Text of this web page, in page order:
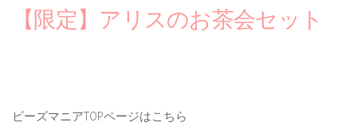
【限定】アリスのお茶会セット
ビーズマニアTOPページはこちら